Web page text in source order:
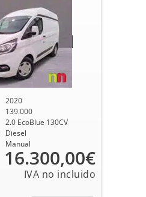
2020
139.000
2.0 EcoBlue 130CV
Diesel
Manual
16.300,00€